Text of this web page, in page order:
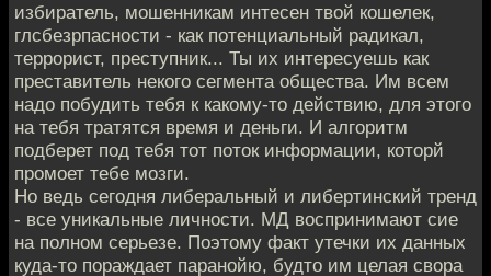
избиратель, мошенникам интесен твой кошелек,
глсбезрпасности - как потенциальный радикал,
террорист, преступник... Ты их интересуешь как
преставитель некого сегмента общества. Им всем
надо побудить тебя к какому-то действию, для этого
на тебя тратятся время и деньги. И алгоритм
подберет под тебя тот поток информации, которй
промоет тебе мозги.
Но ведь сегодня либеральный и либертинский тренд
- все уникальные личности. МД воспринимают сие
на полном серьезе. Поэтому факт утечки их данных
куда-то пораждает паранойю, будто им целая свора